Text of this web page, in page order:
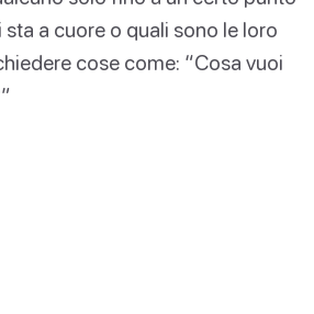
sta a cuore o quali sono le loro
cose come: “Cosa vuoi